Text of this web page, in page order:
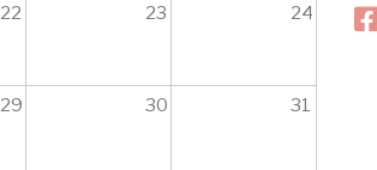
22 23 24
29 30 31